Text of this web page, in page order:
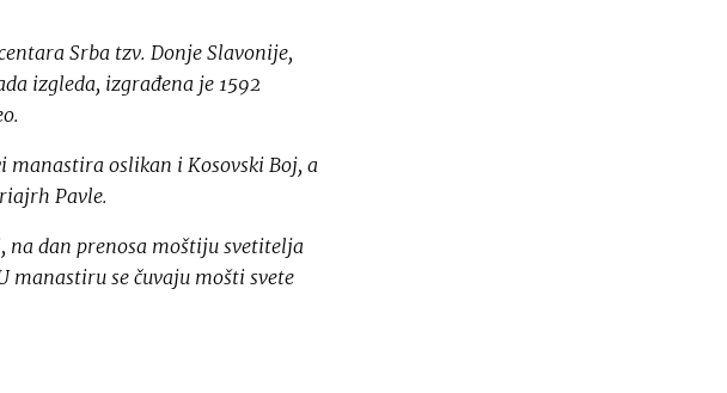
Srba tzv. Donje Slavonije,
izgleda, izgrađena je 1592
manastira oslikan i Kosovski Boj, a
Pavle.
na dan prenosa moštiju svetitelja
manastiru se čuvaju mošti svete